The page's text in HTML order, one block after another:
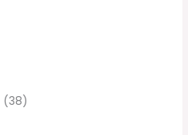
(38)